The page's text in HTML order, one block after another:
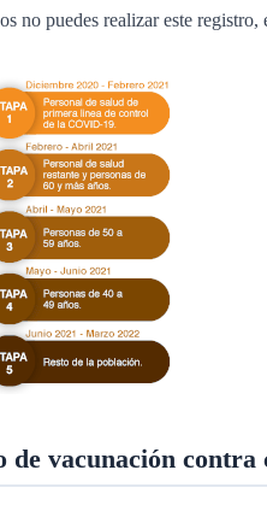
no puedes realizar este
vacunación contra